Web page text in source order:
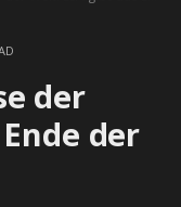
der
der